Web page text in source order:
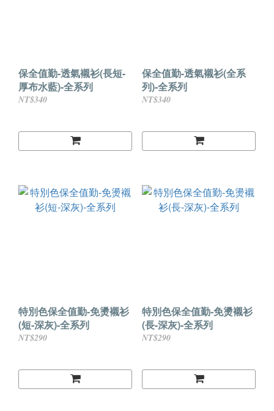
保全值勤-透氣襯衫(長短-
厚布水藍)-全系列
NT$340
保全值勤-透氣襯衫(全系
列)-全系列
NT$340
特別色保全值勤-免燙襯衫
(短-深灰)-全系列
NT$290
特別色保全值勤-免燙襯衫
(長-深灰)-全系列
NT$290